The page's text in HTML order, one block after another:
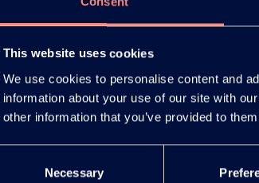
This website uses cookies
We use cookies to personalise content and
information about your use of our site with
other information that you’ve provided to
Necessary
上げます。
クラレポバールⓇ＞、＜エクセバールⓇ＞
内させて頂きます。ご賢察の上ご理解を賜